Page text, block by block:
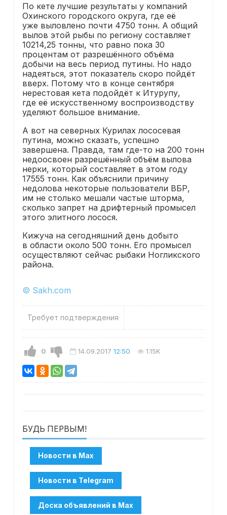
По кете лучшие результаты у компаний
Охинского городского округа, где её
уже выловлено почти 4750 тонн. А общий
вылов этой рыбы по региону составляет
10214,25 тонны, что равно пока 30
процентам от разрешённого объёма
добычи на весь период путины. Но надо
надеяться, этот показатель скоро пойдёт
вверх. Потому что в конце сентября
нерестовая кета подойдёт к Итурупу,
где её искусственному воспроизводству
уделяют большое внимание.
А вот на северных Курилах лососевая
путина, можно сказать, успешно
завершена. Правда, там где-то на 200 тонн
недоосвоен разрешённый объём вылова
нерки, который составляет в этом году
17555 тонн. Как объяснили причину
недолова некоторые пользователи ВБР,
им не столько мешали частые шторма,
сколько запрет на дрифтерный промысел
этого элитного лосося.
Кижуча на сегодняшний день добыто
в области около 500 тонн. Его промысел
осуществляют сейчас рыбаки Ногликского
района.
© Sakh.com
Требует подтверждения
0 14.09.2017 12:50 1.15K
БУДЬ ПЕРВЫМ!